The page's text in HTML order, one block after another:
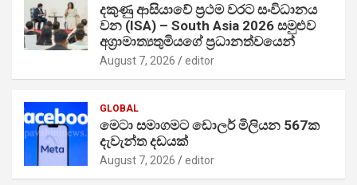
දකුණු ආසියාවේ ප්‍රථම වරට සංවිධානය
වන (ISA) – South Asia 2026 සමුළුව
අග්‍රාමාත්‍යතුමියගේ ප්‍රධානත්වයෙන්
August 7, 2026 editor
GLOBAL
මෙටා සමාගමට ඩොලර් මිලියන 567ක
දැවැන්ත දඩයක්
August 7, 2026 editor